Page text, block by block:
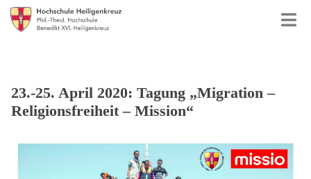
23.-25. April 2020: Tagung „Migration –
Religionsfreiheit – Mission“